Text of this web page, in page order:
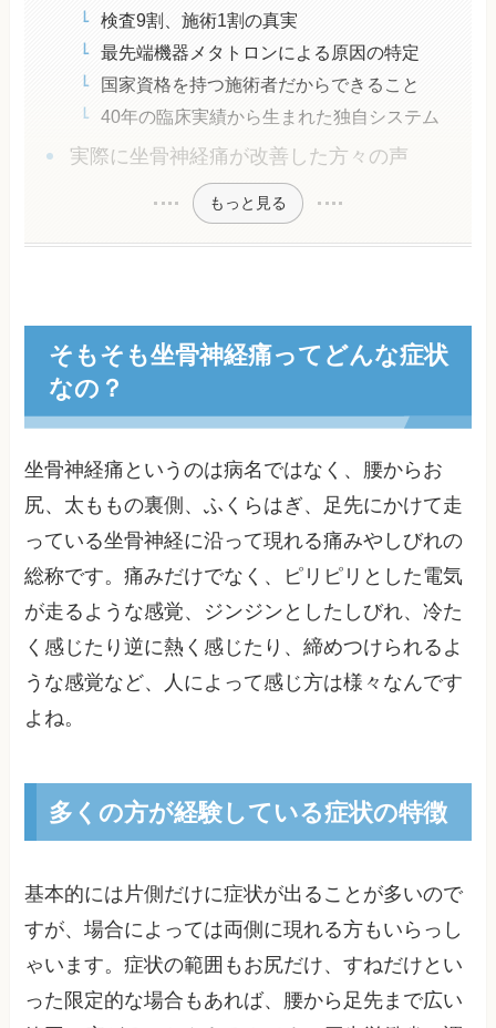
検査9割、施術1割の真実
最先端機器メタトロンによる原因の特定
国家資格を持つ施術者だからできること
40年の臨床実績から生まれた独自システム
実際に坐骨神経痛が改善した方々の声
もっと見る
そもそも坐骨神経痛ってどんな症状
なの？
坐骨神経痛というのは病名ではなく、腰からお
尻、太ももの裏側、ふくらはぎ、足先にかけて走
っている坐骨神経に沿って現れる痛みやしびれの
総称です。痛みだけでなく、ピリピリとした電気
が走るような感覚、ジンジンとしたしびれ、冷た
く感じたり逆に熱く感じたり、締めつけられるよ
うな感覚など、人によって感じ方は様々なんです
よね。
多くの方が経験している症状の特徴
基本的には片側だけに症状が出ることが多いので
すが、場合によっては両側に現れる方もいらっし
ゃいます。症状の範囲もお尻だけ、すねだけとい
った限定的な場合もあれば、腰から足先まで広い